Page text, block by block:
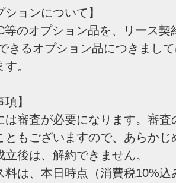
ションについて】
等のオプション品を、リース契
きるオプション品につきまし
。
】
は審査が必要になります。審
ともございますので、あらか
立後は、解約できません。
料は、本日時点（消費税10%